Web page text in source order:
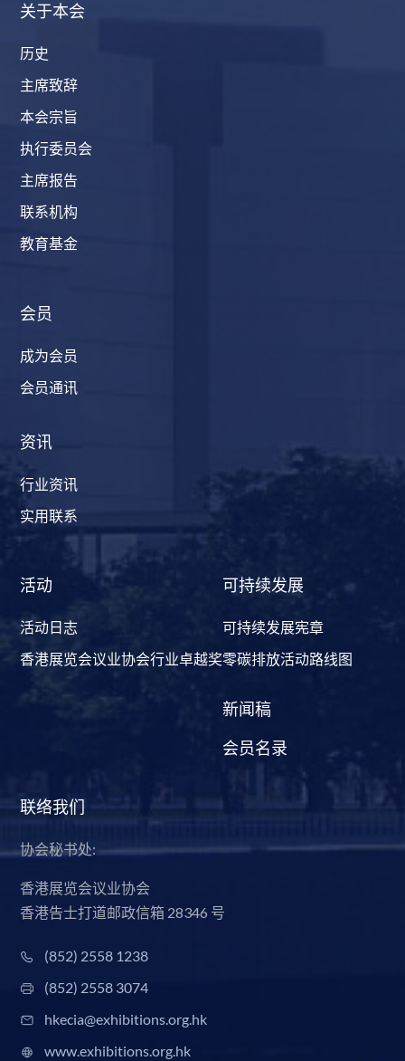
关于本会
历史
主席致辞
本会宗旨
执行委员会
主席报告
联系机构
教育基金
会员
成为会员
会员通讯
资讯
行业资讯
实用联系
活动
活动日志
香港展览会议业协会行业卓越奖
可持续发展
可持续发展宪章
零碳排放活动路线图
新闻稿
会员名录
联络我们
协会秘书处:
香港展览会议业协会
香港告士打道邮政信箱 28346 号
(852) 2558 1238
(852) 2558 3074
hkecia@exhibitions.org.hk
www.exhibitions.org.hk